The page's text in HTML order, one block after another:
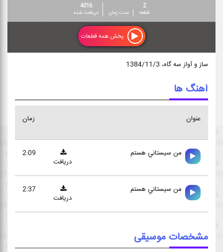
2
قطعه
مدت زمان
4016
دریافت شده
پخش همه قطعات
ساز و آواز سه گاه، ‏3‎‏/‎‏11‎‏/‎‏1384‎‏‎‏
آهنگ ها
عنوان زمان
من سيستاني هستم
2:09
دریافت
من سيستاني هستم
2:37
دریافت
مشخصات موسیقی